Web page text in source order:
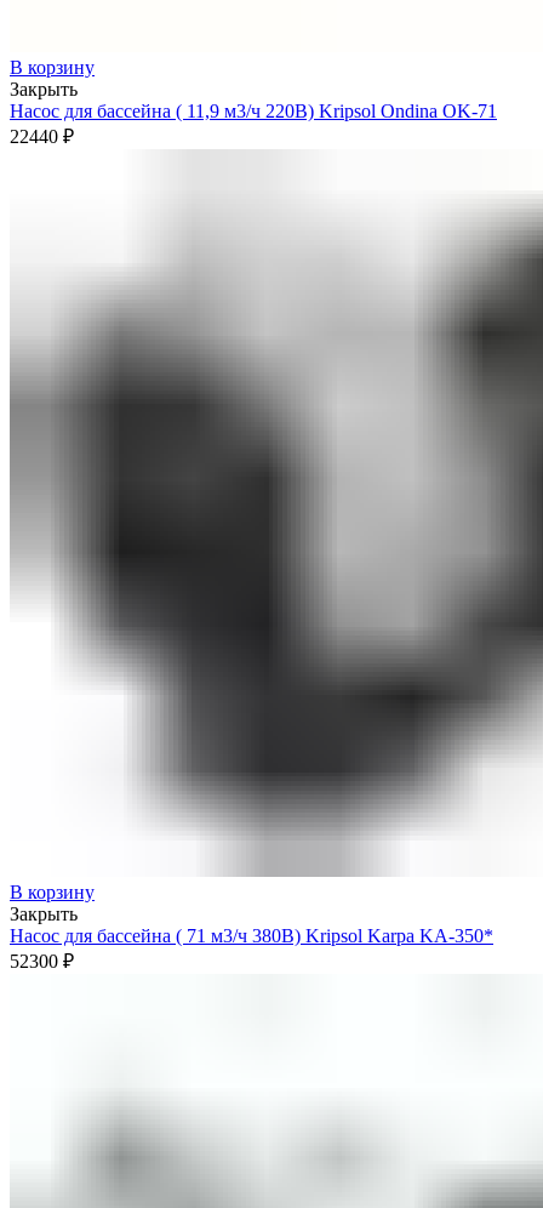
В корзину
Закрыть
Насос для бассейна ( 11,9 м3/ч 220В) Kripsol Ondina ОK-71
22440 ₽
В корзину
Закрыть
Насос для бассейна ( 71 м3/ч 380В) Kripsol Karpa KA-350*
52300 ₽